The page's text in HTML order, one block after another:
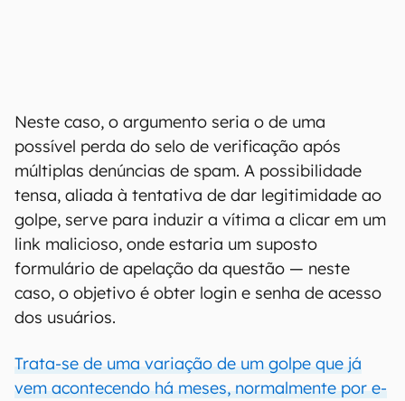
Neste caso, o argumento seria o de uma
possível perda do selo de verificação após
múltiplas denúncias de spam. A possibilidade
tensa, aliada à tentativa de dar legitimidade ao
golpe, serve para induzir a vítima a clicar em um
link malicioso, onde estaria um suposto
formulário de apelação da questão — neste
caso, o objetivo é obter login e senha de acesso
dos usuários.
Trata-se de uma variação de um golpe que já
vem acontecendo há meses, normalmente por e-